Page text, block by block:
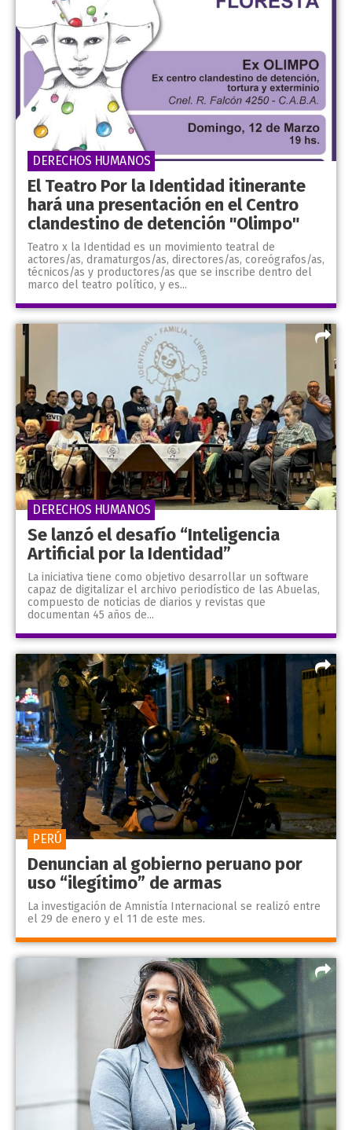
El Teatro Por la Identidad itinerante
hará una presentación en el Centro
clandestino de detención "Olimpo"
Teatro x la Identidad es un movimiento teatral de
actores/as, dramaturgos/as, directores/as, coreógrafos/as,
técnicos/as y productores/as que se inscribe dentro del
marco del teatro político, y es...
DERECHOS HUMANOS
Se lanzó el desafío “Inteligencia
Artificial por la Identidad”
La iniciativa tiene como objetivo desarrollar un software
capaz de digitalizar el archivo periodístico de las Abuelas,
compuesto de noticias de diarios y revistas que
documentan 45 años de...
DERECHOS HUMANOS
Denuncian al gobierno peruano por
uso “ilegítimo” de armas
La investigación de Amnistía Internacional se realizó entre
el 29 de enero y el 11 de este mes.
PERÚ